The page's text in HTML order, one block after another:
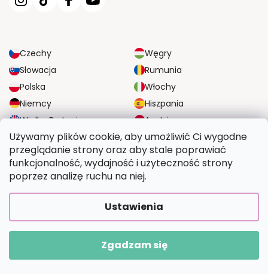
Używamy plików cookie, aby umożliwić Ci wygodne
przeglądanie strony oraz aby stale poprawiać
funkcjonalność, wydajność i użyteczność strony
poprzez analizę ruchu na niej.
Ustawienia
Zgadzam się
Czechy
Węgry
Słowacja
Rumunia
Polska
Włochy
Niemcy
Hiszpania
Wielka Brytania
Austria
NIEZAWODNE OPCJE DOSTAWY
BEZPIECZNE OPCJE PŁATNOŚCI
Opracował Shoptet Premium|UpraviloFV STUDIO
Wymalujtosam.pl. Wszystkie prawa zastrzeżone.